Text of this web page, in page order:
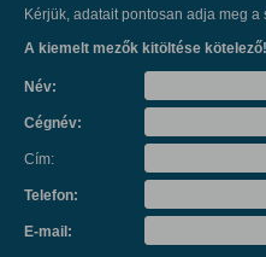
Kérjük, adatait pontosan adja meg
A kiemelt mezők kitöltése kötelező!
Név:
Cégnév:
Cím:
Telefon:
E-mail: